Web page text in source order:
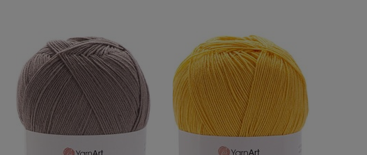
odcienie czerwieni(4)
odcienie fioletu(3)
odcienie niebieskiego(7)
odcienie
pomarańczowego
(2)
odcienie szarości i